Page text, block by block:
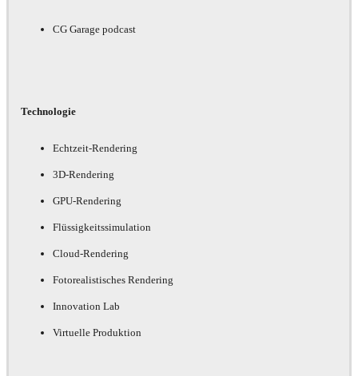
CG Garage podcast
Technologie
Echtzeit-Rendering
3D-Rendering
GPU-Rendering
Flüssigkeitssimulation
Cloud-Rendering
Fotorealistisches Rendering
Innovation Lab
Virtuelle Produktion